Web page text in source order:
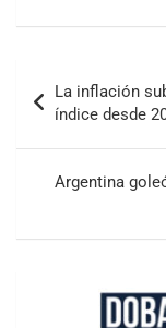
La inflación
índice desde
Argentina